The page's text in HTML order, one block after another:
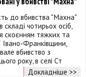
до вбивства "Махна"
чотирьох осіб,
скоєнням тяжких та
Івано-Франківщини,
вбивство з
року, в селі Ст
Докладніше >>